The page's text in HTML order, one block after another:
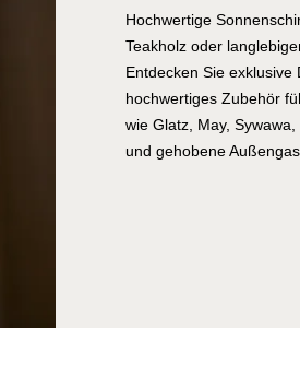
Hochwertige
Teakholz oder
Entdecken Sie
hochwertiges Zubehör
wie Glatz, May,
und gehobene